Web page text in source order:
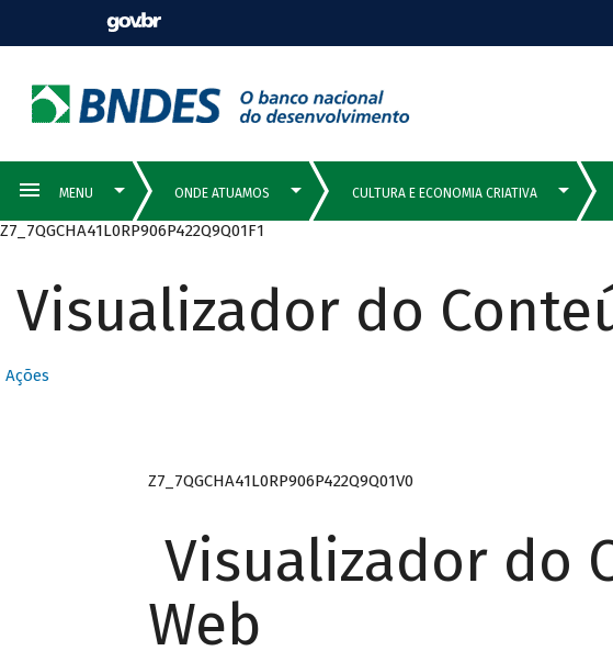
Z7_7QGCHA41L0RP906P422Q9Q01F1
Visualizador do
Ações
Z7_7QGCHA41L0RP906P422Q9Q01V0
Visualizador do
Web